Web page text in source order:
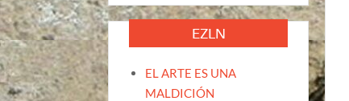
EZLN
EL ARTE ES UNA
MALDICIÓN